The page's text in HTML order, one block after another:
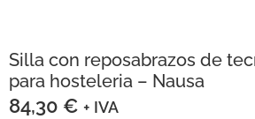
Silla con reposabrazos de
para hosteleria – Nausa
84,30 € + IVA